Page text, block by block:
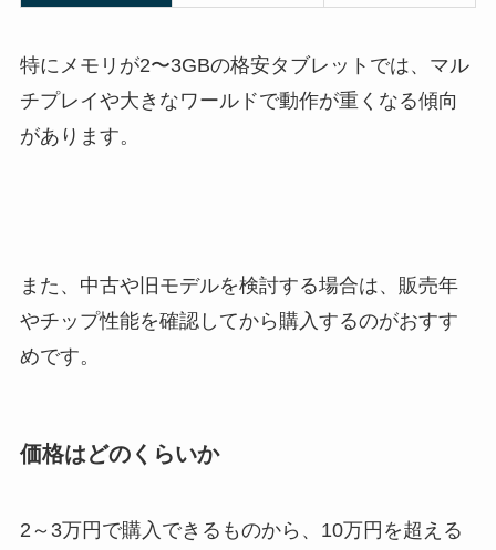
特にメモリが2〜3GBの格安タブレットでは、マル
チプレイや大きなワールドで動作が重くなる傾向
があります。
また、中古や旧モデルを検討する場合は、販売年
やチップ性能を確認してから購入するのがおすす
めです。
価格はどのくらいか
2～3万円で購入できるものから、10万円を超える